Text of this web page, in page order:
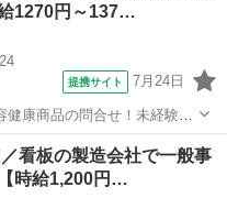
1270円～137…
提携サイト 7月24日
健康商品の問合せ！未経験
ト】 ベルシ
や長期など様々なお仕事を
看板の製造会社で一般事
時給1,200円…